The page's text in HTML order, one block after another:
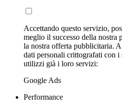
Accettando questo servizio,
meglio il successo della nostra
la nostra offerta pubblicitaria.
dati personali crittografati con i
utilizzi già i loro servizi:
Google Ads
Performance